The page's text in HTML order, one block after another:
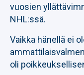
vuosien
NHL:ssä.
Vaikka hänellä ei
oli